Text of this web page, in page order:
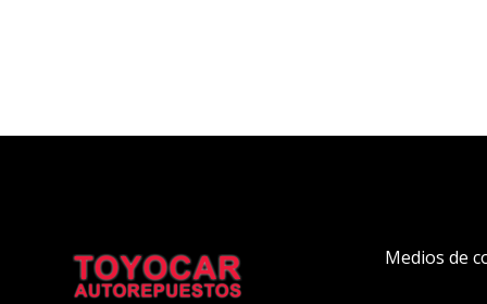
Medios de